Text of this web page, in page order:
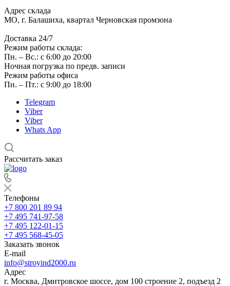
Адрес склада
МО, г. Балашиха, квартал Черновская промзона
Доставка 24/7
Режим работы склада:
Пн. – Вс.: с 6:00 до 20:00
Ночная погрузка по предв. записи
Режим работы офиса
Пн. – Пт.: с 9:00 до 18:00
Telegram
Viber
Viber
Whats App
Рассчитать заказ
Телефоны
+7 800 201 89 94
+7 495 741-97-58
+7 495 122-01-15
+7 495 568-45-05
Заказать звонок
E-mail
info@stroyind2000.ru
Адрес
г. Москва, Дмитровское шоссе, дом 100 строение 2, подъезд 2